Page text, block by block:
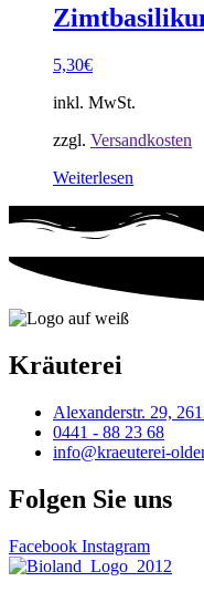
5,30€
inkl. MwSt.
zzgl. Versandkosten
Weiterlesen
Kräuterei
Alexanderstr. 29,
0441 - 88 23 68
info@kraeuterei-
Folgen Sie uns
Facebook Instagram